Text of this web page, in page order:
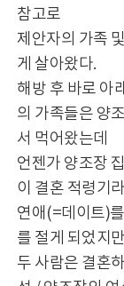
참고로
제안자의 가족
게 살아왔다.
해방 후 바로 아
의 가족들은 양
서 먹어왔는데
언젠가 양조장
이 결혼 적령기라
연애(=데이트)
를 절게 되었지만
두 사람은 결혼